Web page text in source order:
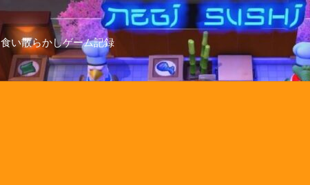
食い散らかしゲーム記録